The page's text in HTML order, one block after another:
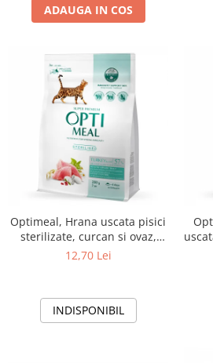
ADAUGA IN COS
Optimeal, Hrana uscata pisici
sterilizate, curcan si ovaz,
200g
12,70 Lei
INDISPONIBIL